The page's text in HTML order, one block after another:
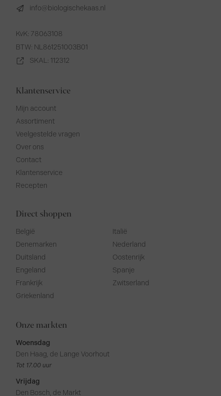
info@biologischekaas.nl
KvK: 78063108
BTW: NL861251003B01
SKAL: 112312
Klantenservice
Mijn account
Assortiment
Veelgestelde vragen
Over ons
Contact
Klantenservice
Recepten
Direct shoppen
België
Denemarken
Duitsland
Engeland
Frankrijk
Griekenland
Italië
Nederland
Oostenrijk
Spanje
Zwitserland
Onze markten
Woensdag
Den Haag, de Lange Voorhout
Tot 17.00 uur
Vrijdag
Den Bosch, de Markt